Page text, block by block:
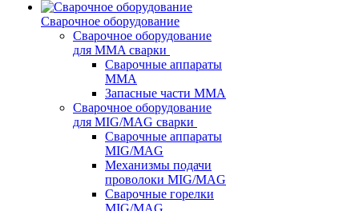
Сварочное оборудование
Сварочное оборудование
для MMA сварки
Сварочные аппараты
MMA
Запасные части MMA
Сварочное оборудование
для MIG/MAG сварки
Сварочные аппараты
MIG/MAG
Механизмы подачи
проволоки MIG/MAG
Сварочные горелки
MIG/MAG